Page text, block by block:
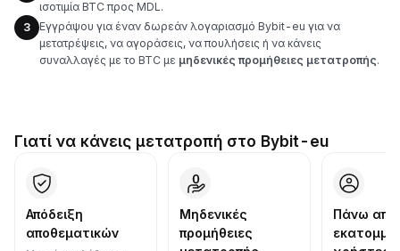
ισοτιμία BTC προς MDL.
3
Εγγράψου για έναν δωρεάν λογαριασμό Bybit-eu για να
μετατρέψεις, να αγοράσεις, να πουλήσεις ή να κάνεις
συναλλαγές με το BTC με μηδενικές προμήθειες μετατροπής.
Γιατί να κάνεις μετατροπή στο Bybit-eu
Απόδειξη
αποθεματικών
Μηδενικές
προμήθειες
Πάνω από